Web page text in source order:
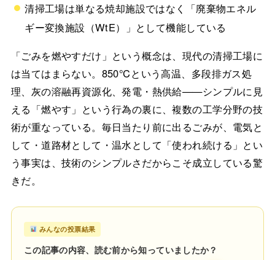
清掃工場は単なる焼却施設ではなく「廃棄物エネル
ギー変換施設（WtE）」として機能している
「ごみを燃やすだけ」という概念は、現代の清掃工場に
は当てはまらない。850℃という高温、多段排ガス処
理、灰の溶融再資源化、発電・熱供給——シンプルに見
える「燃やす」という行為の裏に、複数の工学分野の技
術が重なっている。毎日当たり前に出るごみが、電気と
して・道路材として・温水として「使われ続ける」とい
う事実は、技術のシンプルさだからこそ成立している驚
きだ。
みんなの投票結果
この記事の内容、読む前から知っていましたか？